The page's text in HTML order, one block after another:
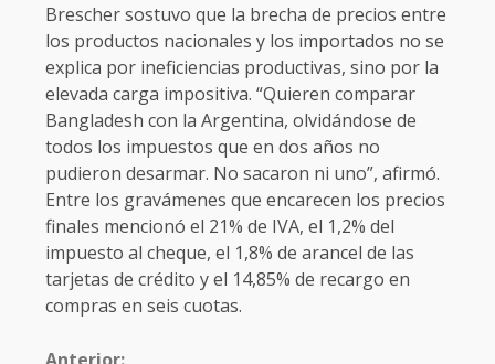
Brescher sostuvo que la brecha de precios entre
los productos nacionales y los importados no se
explica por ineficiencias productivas, sino por la
elevada carga impositiva. “Quieren comparar
Bangladesh con la Argentina, olvidándose de
todos los impuestos que en dos años no
pudieron desarmar. No sacaron ni uno”, afirmó.
Entre los gravámenes que encarecen los precios
finales mencionó el 21% de IVA, el 1,2% del
impuesto al cheque, el 1,8% de arancel de las
tarjetas de crédito y el 14,85% de recargo en
compras en seis cuotas.